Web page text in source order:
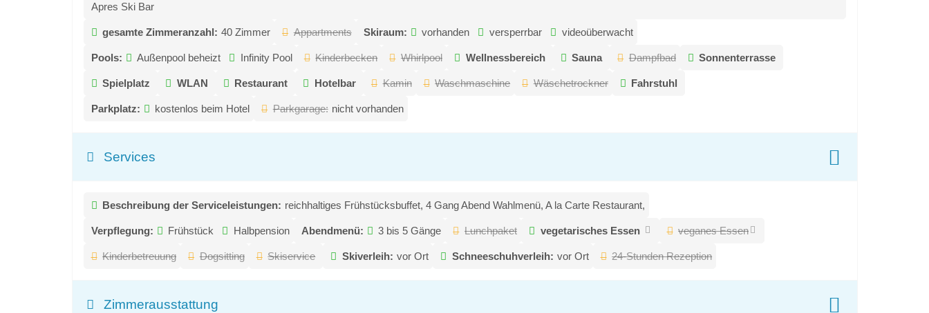
Apres Ski Bar
gesamte Zimmeranzahl: 40 Zimmer Appartments Skiraum: vorhanden versperrbar videoüberwacht
Pools: Außenpool beheizt Infinity Pool Kinderbecken Whirlpool Wellnessbereich Sauna Dampfbad Sonnenterrasse
Spielplatz WLAN Restaurant Hotelbar Kamin Waschmaschine Wäschetrockner Fahrstuhl
Parkplatz: kostenlos beim Hotel Parkgarage: nicht vorhanden
Services
Beschreibung der Serviceleistungen: reichhaltiges Frühstücksbuffet, 4 Gang Abend Wahlmenü, A la Carte Restaurant,
Verpflegung: Frühstück Halbpension Abendmenü: 3 bis 5 Gänge Lunchpaket vegetarisches Essen veganes Essen
Kinderbetreuung Dogsitting Skiservice Skiverleih: vor Ort Schneeschuhverleih: vor Ort 24-Stunden Rezeption
Zimmerausstattung